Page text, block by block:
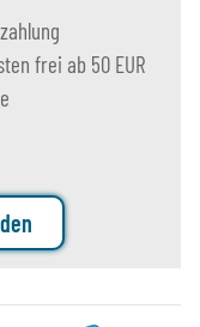
frei ab 50 EUR